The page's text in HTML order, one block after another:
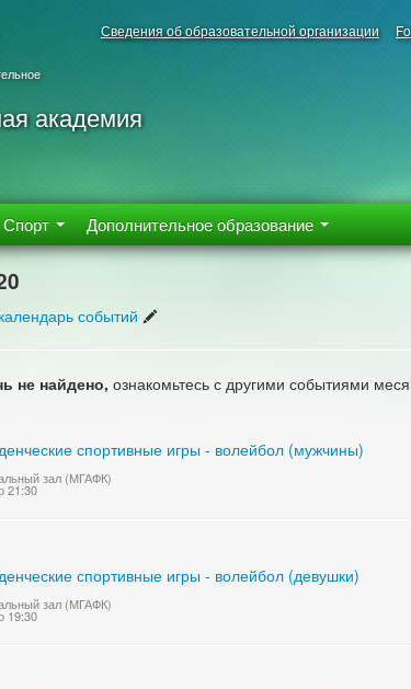
Сведения об образовательной организации
академия
Спорт Дополнительное образование
событий
не найдено, ознакомьтесь с другими событиями
спортивные игры - волейбол (мужчины)
зал (МГАФК)
21:30
спортивные игры - волейбол (девушки)
зал (МГАФК)
19:30